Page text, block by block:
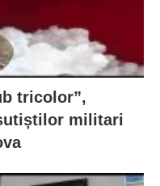
tricolor”,
militari